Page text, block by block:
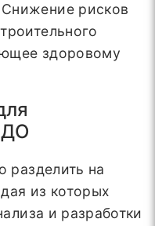
Снижение рисков
здоровому
на
из которых
и разработки